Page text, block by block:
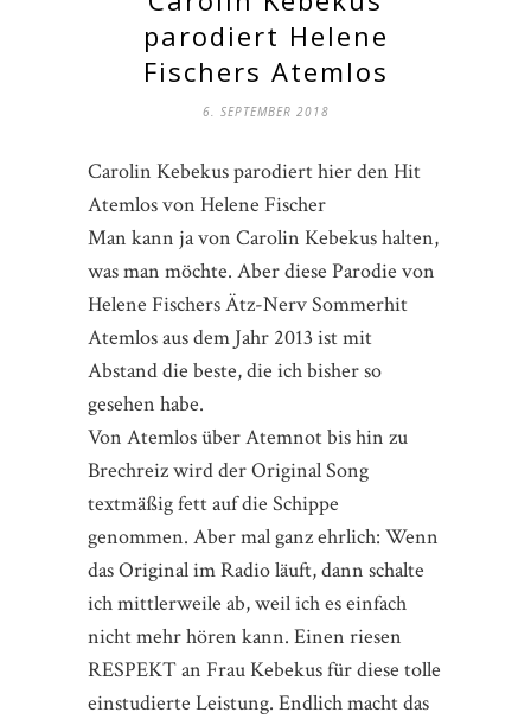
parodiert Helene
Fischers Atemlos
6. SEPTEMBER 2018
Carolin Kebekus parodiert hier den Hit
Atemlos von Helene Fischer
Man kann ja von Carolin Kebekus halten,
was man möchte. Aber diese Parodie von
Helene Fischers Ätz-Nerv Sommerhit
Atemlos aus dem Jahr 2013 ist mit
Abstand die beste, die ich bisher so
gesehen habe.
Von Atemlos über Atemnot bis hin zu
Brechreiz wird der Original Song
textmäßig fett auf die Schippe
genommen. Aber mal ganz ehrlich: Wenn
das Original im Radio läuft, dann schalte
ich mittlerweile ab, weil ich es einfach
nicht mehr hören kann. Einen riesen
RESPEKT an Frau Kebekus für diese tolle
einstudierte Leistung. Endlich macht das